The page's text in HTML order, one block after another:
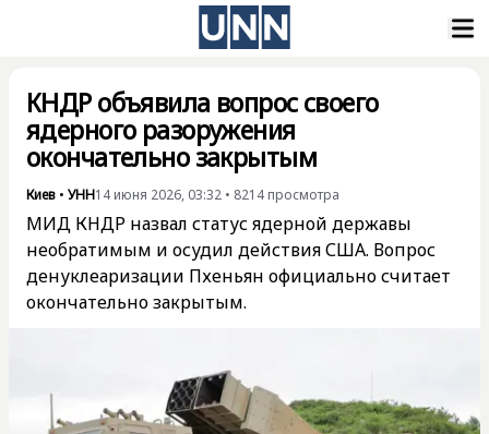
КНДР объявила вопрос своего
ядерного разоружения
окончательно закрытым
Киев • УНН14 июня 2026, 03:32 • 8214 просмотра
МИД КНДР назвал статус ядерной державы
необратимым и осудил действия США. Вопрос
денуклеаризации Пхеньян официально считает
окончательно закрытым.